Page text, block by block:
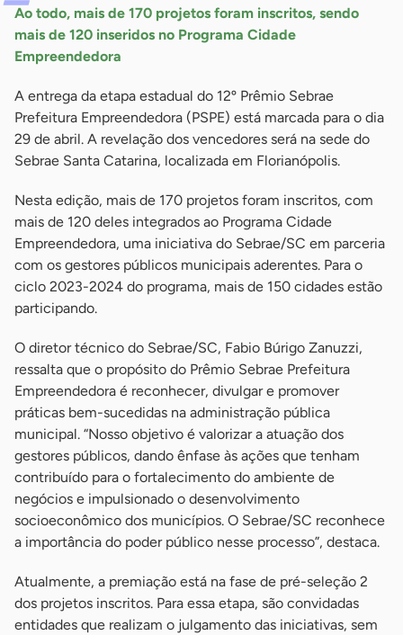
Ao todo, mais de 170 projetos foram inscritos, sendo
mais de 120 inseridos no Programa Cidade
Empreendedora
A entrega da etapa estadual do 12º Prêmio Sebrae
Prefeitura Empreendedora (PSPE) está marcada para o dia
29 de abril. A revelação dos vencedores será na sede do
Sebrae Santa Catarina, localizada em Florianópolis.
Nesta edição, mais de 170 projetos foram inscritos, com
mais de 120 deles integrados ao Programa Cidade
Empreendedora, uma iniciativa do Sebrae/SC em parceria
com os gestores públicos municipais aderentes. Para o
ciclo 2023-2024 do programa, mais de 150 cidades estão
participando.
O diretor técnico do Sebrae/SC, Fabio Búrigo Zanuzzi,
ressalta que o propósito do Prêmio Sebrae Prefeitura
Empreendedora é reconhecer, divulgar e promover
práticas bem-sucedidas na administração pública
municipal. “Nosso objetivo é valorizar a atuação dos
gestores públicos, dando ênfase às ações que tenham
contribuído para o fortalecimento do ambiente de
negócios e impulsionado o desenvolvimento
socioeconômico dos municípios. O Sebrae/SC reconhece
a importância do poder público nesse processo”, destaca.
Atualmente, a premiação está na fase de pré-seleção 2
dos projetos inscritos. Para essa etapa, são convidadas
entidades que realizam o julgamento das iniciativas, sem